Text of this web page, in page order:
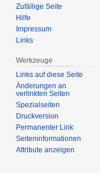
Zufällige Seite
Hilfe
Impressum
Links
Werkzeuge
Links auf diese Seite
Änderungen an
verlinkten Seiten
Spezialseiten
Druckversion
Permanenter Link
Seiten­­informationen
Attribute anzeigen